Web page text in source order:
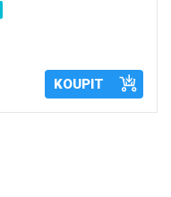
KOUPIT